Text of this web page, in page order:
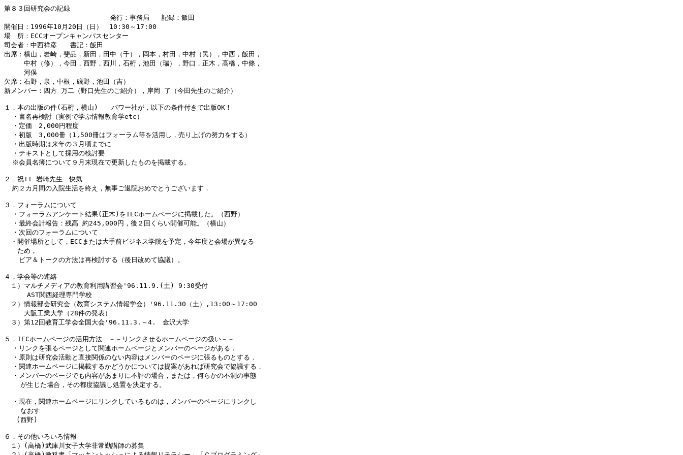
第８３回研究会の記録
発行：事務局   記録：飯田
開催日：1996年10月20日（日）　10:30～17:00
場　所：ECCオープンキャンパスセンター
司会者：中西祥彦　　書記：飯田
出席：横山，岩崎，斐品，新田，田中（千），岡本，村田，中村（民），中西，飯田，
中村（修），今田，西野，西川，石桁，池田（瑞），野口，正木，高橋，中條，
河俣
欠席：石野，泉，中根，礒野，池田（吉）
新メンバー：四方 万二（野口先生のご紹介），岸岡 了（今田先生のご紹介）
１．本の出版の件(石桁，横山)　　パワー社が，以下の条件付きで出版OK！
  ・書名再検討（実例で学ぶ情報教育学etc）
  ・定価　2,000円程度
  ・初版　3,000冊（1,500冊はフォーラム等を活用し，売り上げの努力をする）
  ・出版時期は来年の３月頃までに
  ・テキストとして採用の検討要
  ※会員名簿について９月末現在で更新したものを掲載する。
２．祝!! 岩崎先生　快気
  約２カ月間の入院生活を終え，無事ご退院おめでとうございます．
３．フォーラムについて
  ・フォーラムアンケート結果(正木)をIECホームページに掲載した。（西野）
  ・最終会計報告：残高 約245,000円，後２回くらい開催可能。（横山）
  ・次回のフォーラムについて
・開催場所として，ECCまたは大手前ビジネス学院を予定，今年度と会場が異なる
ため，
ビア＆トークの方法は再検討する（後日改めて協議）。
４．学会等の連絡
１）マルチメディアの教育利用講習会'96.11.9.(土) 9:30受付
    　AST関西経理専門学校
２）情報部会研究会（教育システム情報学会）'96.11.30（土）,13:00～17:00
大阪工業大学（28件の発表）
３）第12回教育工学会全国大会'96.11.3.～4.　金沢大学
５．IECホームページの活用方法　－－リンクさせるホームページの扱い－－
  ・リンクを張るページとして関連ホームページとメンバーのページがある．
  ・原則は研究会活動と直接関係のない内容はメンバーのページに張るものとする．
  ・関連ホームページに掲載するかどうかについては提案があれば研究会で協議する．
  ・メンバーのページでも内容があまりに不評の場合，または，何らかの不測の事態
    が生じた場合，その都度協議し処置を決定する。
  ・現在，関連ホームページにリンクしているものは，メンバーのページにリンクし
    なおす
   (西野)
６．その他いろいろ情報
１）(高橋)武庫川女子大学非常勤講師の募集